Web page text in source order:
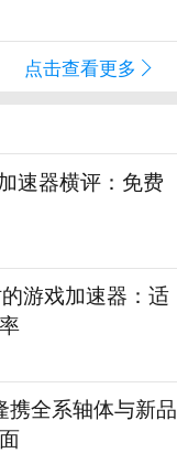
点击查看更多
速器横评：免费
游戏加速器：适
携全系轴体与新品